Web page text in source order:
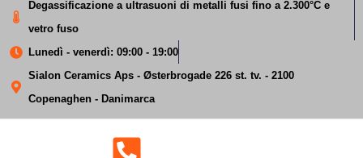
Degassificazione a ultrasuoni di metalli fusi fino a 2.300°C e
vetro fuso
Lunedì - venerdì: 09:00 - 19:00
Sialon Ceramics Aps - Østerbrogade 226 st. tv. - 2100
Copenaghen - Danimarca